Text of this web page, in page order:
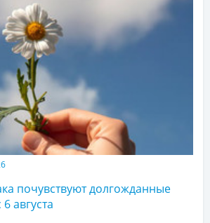
почувствуют долгожданные
августа